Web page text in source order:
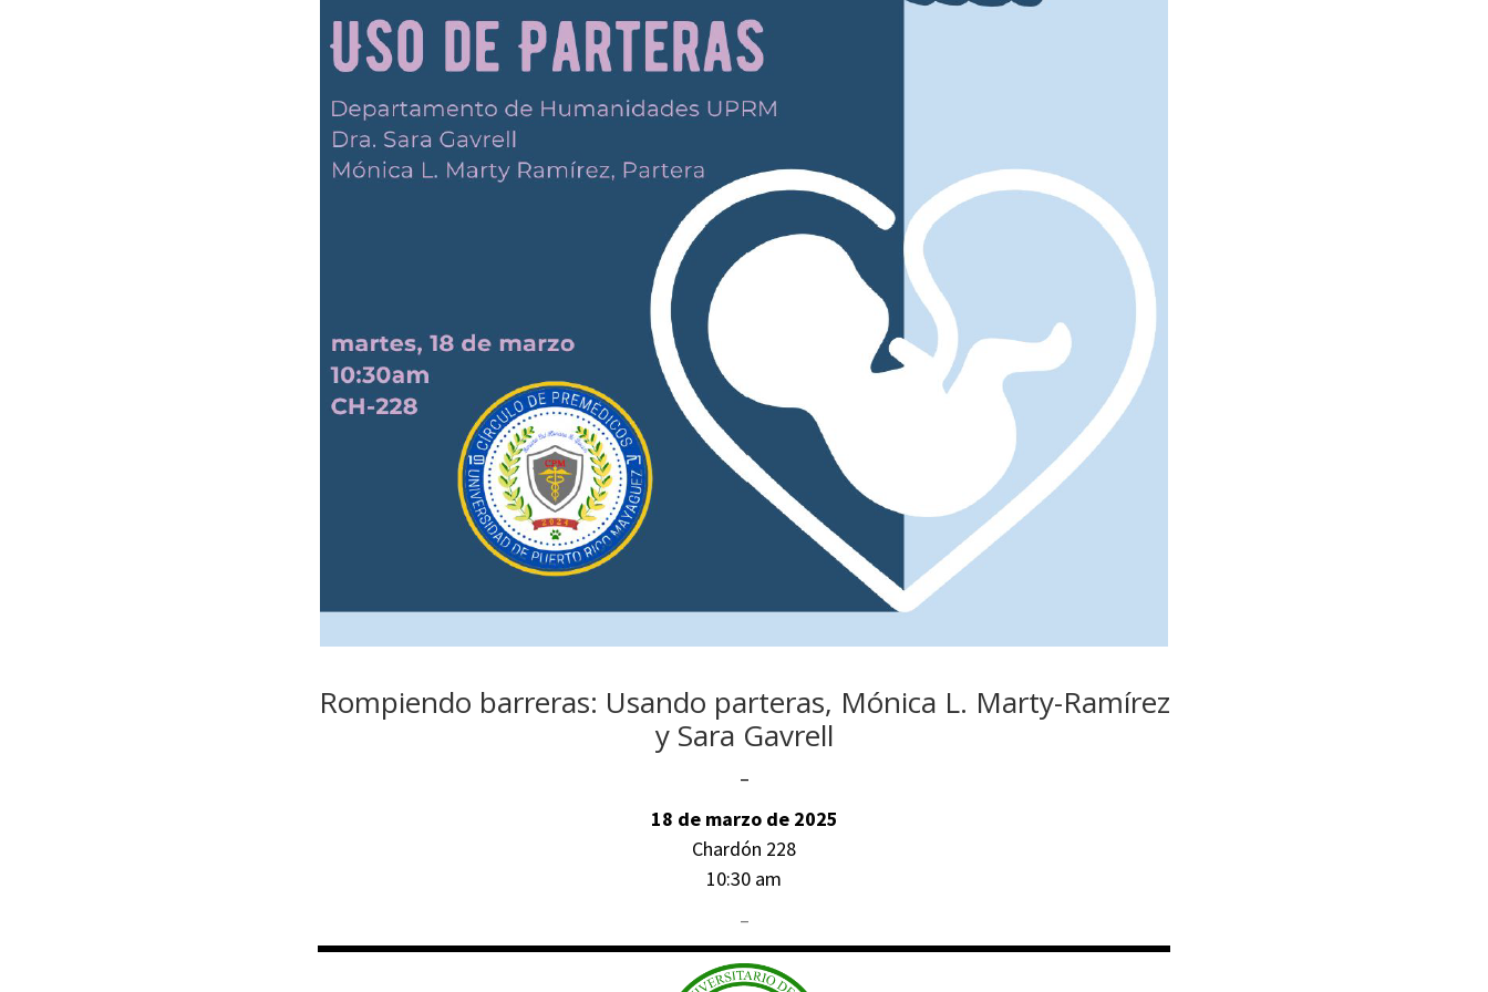
Rompiendo barreras: Usando parteras, Mónica L. Marty-Ramírez
y Sara Gavrell
–
18 de marzo de 2025
Chardón 228
10:30 am
–